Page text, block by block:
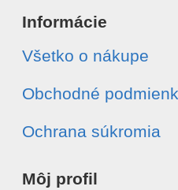
Informácie
Všetko o nákupe
Obchodné
Ochrana súkromia
Môj profil